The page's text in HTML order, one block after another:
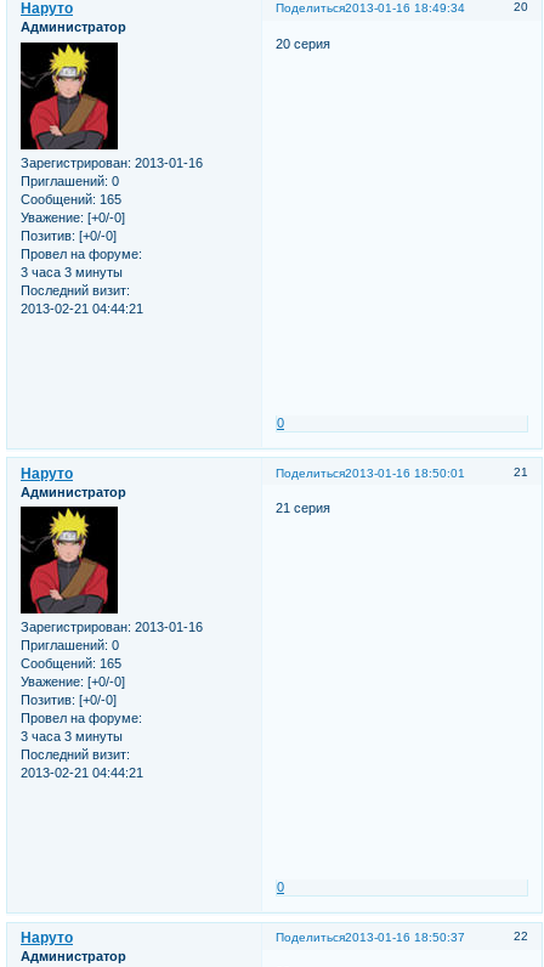
Поделиться 20
2013-01-16 18:49:34
Наруто
Администратор
Зарегистрирован: 2013-01-16
Приглашений: 0
Сообщений: 165
Уважение: [+0/-0]
Позитив: [+0/-0]
Провел на форуме:
3 часа 3 минуты
Последний визит:
2013-02-21 04:44:21
20 серия
0
Поделиться 21
2013-01-16 18:50:01
Наруто
Администратор
Зарегистрирован: 2013-01-16
Приглашений: 0
Сообщений: 165
Уважение: [+0/-0]
Позитив: [+0/-0]
Провел на форуме:
3 часа 3 минуты
Последний визит:
2013-02-21 04:44:21
21 серия
0
Поделиться 22
2013-01-16 18:50:37
Наруто
Администратор